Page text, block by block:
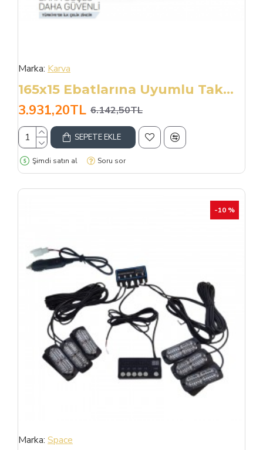
Marka: Karva
165x15 Ebatlarına Uyumlu Takmatik X Tipi Kar Patinaj Zinciri
3.931,20TL 6.142,50TL
SEPETE EKLE
Şimdi satın al Soru sor
-10 %
Marka: Space